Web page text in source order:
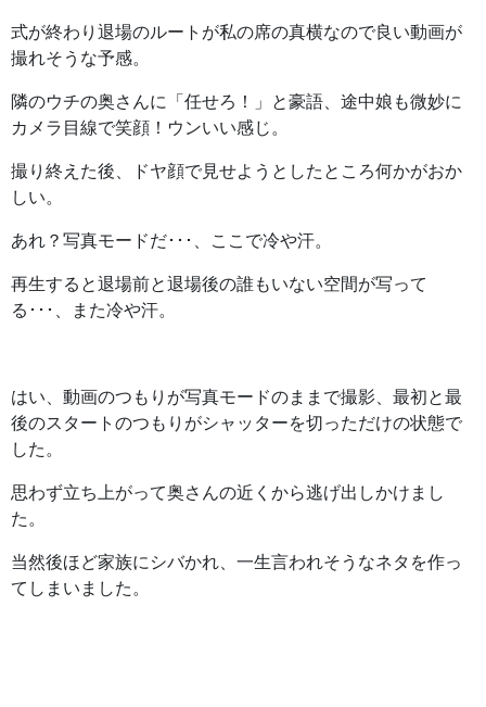
式が終わり退場のルートが私の席の真横なので良い動画が
撮れそうな予感。
隣のウチの奥さんに「任せろ！」と豪語、途中娘も微妙に
カメラ目線で笑顔！ウンいい感じ。
撮り終えた後、ドヤ顔で見せようとしたところ何かがおか
しい。
あれ？写真モードだ･･･、ここで冷や汗。
再生すると退場前と退場後の誰もいない空間が写って
る･･･、また冷や汗。
はい、動画のつもりが写真モードのままで撮影、最初と最
後のスタートのつもりがシャッターを切っただけの状態で
した。
思わず立ち上がって奥さんの近くから逃げ出しかけまし
た。
当然後ほど家族にシバかれ、一生言われそうなネタを作っ
てしまいました。